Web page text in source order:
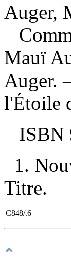
Auger,
Mauï
Auger.
l'Étoile
ISBN
1.
Titre.
C848/.6